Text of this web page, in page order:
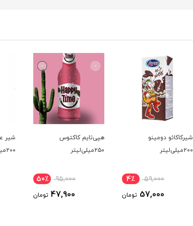
شیرکاکائو دومینو
۲۰۰میلی‌لیتر
59,000 4٪
57,000 تومان
هپی‌تایم کاکتوس
۲۵۰میلی‌لیتر
95,000 50٪
47,900 تومان
شیر
۲۰۰میلی‌لیتر